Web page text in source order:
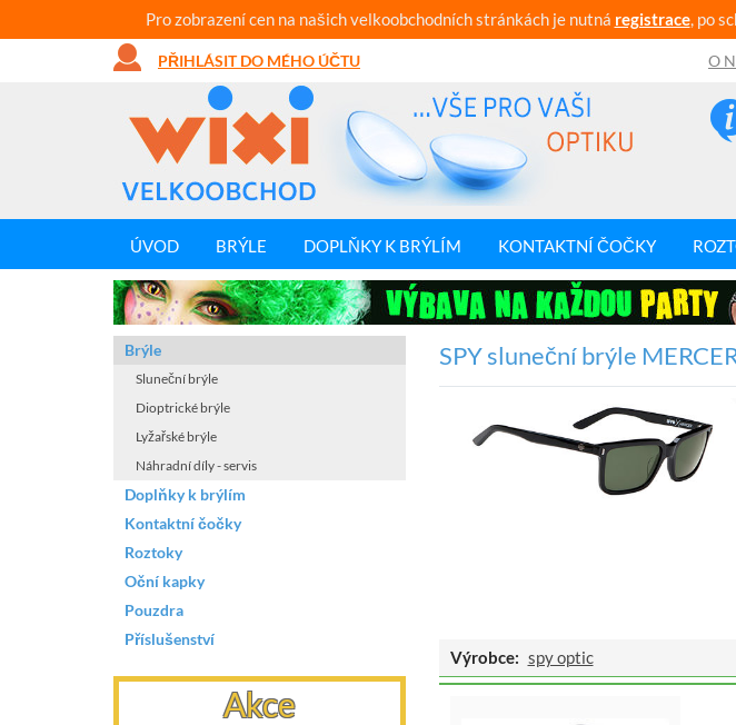
Pro zobrazení cen na našich velkoobchodních stránkách je nutná registrace, po
PŘIHLÁSIT DO MÉHO ÚČTU O
ÚVOD BRÝLE DOPLŇKY K BRÝLÍM KONTAKTNÍ ČOČKY
SPY sluneční brýle
Výrobce: spy optic
Brýle
Sluneční brýle
Dioptrické brýle
Lyžařské brýle
Náhradní díly - servis
Doplňky k brýlím
Kontaktní čočky
Roztoky
Oční kapky
Pouzdra
Příslušenství
Akce